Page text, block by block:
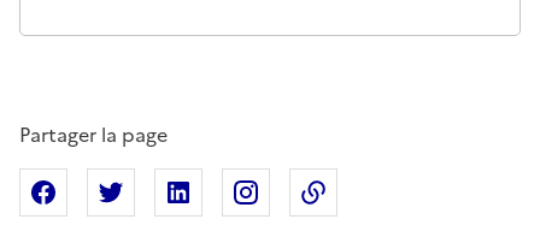
Partager la page
Partager sur Facebook
Partager sur XPartager sur Linkedin
Partager sur Instagram